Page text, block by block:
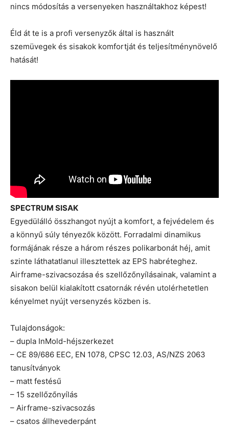
nincs módosítás a versenyeken használtakhoz képest!
Éld át te is a profi versenyzők által is használt
szemüvegek és sisakok komfortját és teljesítménynövelő
hatását!
SPECTRUM SISAK
Egyedülálló összhangot nyújt a komfort, a fejvédelem és
a könnyű súly tényezők között. Forradalmi dinamikus
formájának része a három részes polikarbonát héj, amit
szinte láthatatlanul illesztettek az EPS habréteghez.
Airframe-szivacsozása és szellőzőnyílásainak, valamint a
sisakon belül kialakított csatornák révén utolérhetetlen
kényelmet nyújt versenyzés közben is.
Tulajdonságok:
– dupla InMold-héjszerkezet
– CE 89/686 EEC, EN 1078, CPSC 12.03, AS/NZS 2063
tanusítványok
– matt festésű
– 15 szellőzőnyílás
– Airframe-szivacsozás
– csatos állhevederpánt